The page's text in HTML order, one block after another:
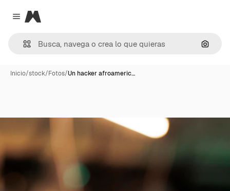
Close menu
Magnific
Inicio/stock/Fotos/Un hacker afroameric…